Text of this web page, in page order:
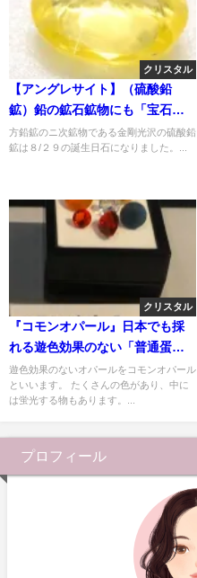
クリスタル
【アングレサイト】（硫酸鉛
鉱）鉛の鉱石鉱物にも「宝石」
にも
方鉛鉱のニ次鉱物である金剛光沢の硫酸鉛
鉱は８/２９の誕生日石になりました。...
クリスタル
『コモンオパール』日本でも採
れる遊色効果のない「普通蛋白
石」
遊色効果のないオパールをコモンオパール
といいます。 たくさんの色があり、中に
は蛍光する物もあります。...
プロフィール